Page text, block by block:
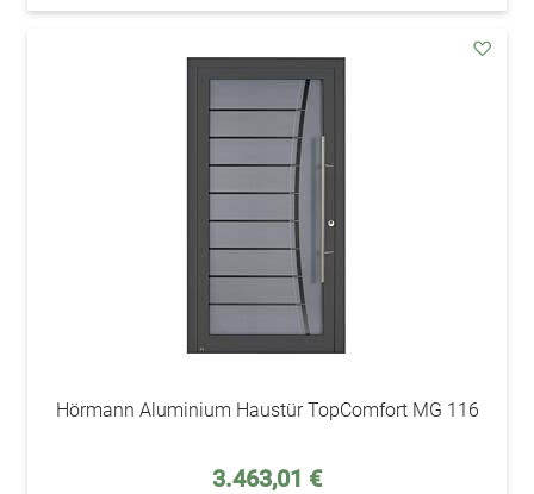
Hörmann Aluminium Haustür TopComfort MG 116
Sonderpreis
3.463,01 €